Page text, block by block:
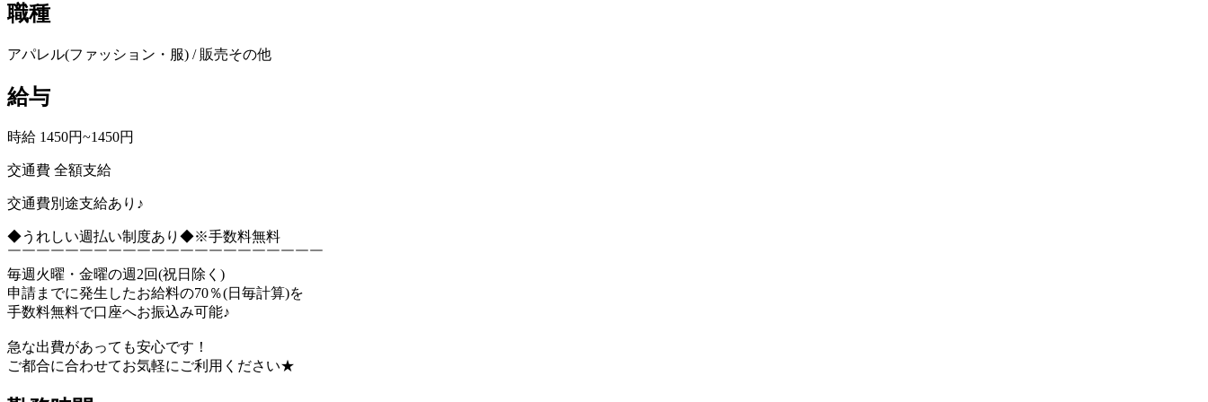
職種
アパレル(ファッション・服) / 販売その他
給与
時給 1450円~1450円
交通費 全額支給
交通費別途支給あり♪
◆うれしい週払い制度あり◆※手数料無料
￣￣￣￣￣￣￣￣￣￣￣￣￣￣￣￣￣￣￣￣￣￣
毎週火曜・金曜の週2回(祝日除く)
申請までに発生したお給料の70％(日毎計算)を
手数料無料で口座へお振込み可能♪
急な出費があっても安心です！
ご都合に合わせてお気軽にご利用ください★